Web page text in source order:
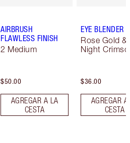
AIRBRUSH
FLAWLESS FINISH
2 Medium
$50.00
AGREGAR A LA
CESTA
EYE BLENDER
Rose Gold &
Night
$36.00
AGREGAR
CESTA